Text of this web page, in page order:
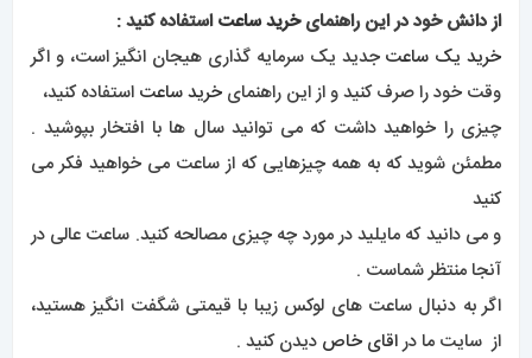
از دانش خود در این راهنمایخرید ساعتاستفاده کنید :
خرید یک ساعت جدید یک سرمایه گذاری هیجان انگیز است، و اگر
وقت خود را صرف کنید و از این راهنمای خرید ساعت استفاده کنید،
چیزی را خواهید داشت که می توانید سال ها با افتخار بپوشید .
مطمئن شوید که به همه چیزهایی که از ساعت می خواهید فکر می
کنید
و می دانید که مایلید در مورد چه چیزی مصالحه کنید. ساعت عالی در
آنجا منتظر شماست .
اگر به دنبال ساعت های لوکس زیبا با قیمتی شگفت انگیز هستید،
از سایت ما دراقای خاص دیدن کنید .